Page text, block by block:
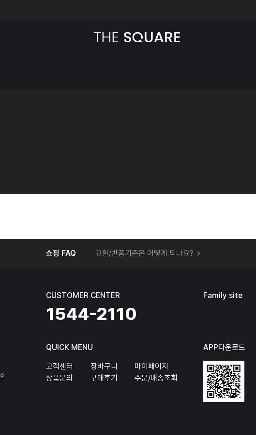
쇼핑 FAQ
온라인에서 주문 후 오프라인 매장에서 상품을 수령
교환/반품기준은 어떻게 되나요?
온라인에서 구매한 상품 오프라인에서 반품이 가능한
CUSTOMER CENTER
1544-2110
Family site
QUICK MENU
고객센터 장바구니
마이페이지
상품문의
구매후기 주문/배송조회
APP다운로드